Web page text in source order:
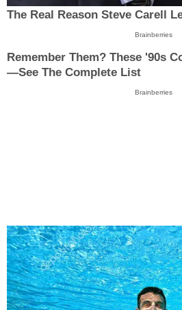
The Real Reason Steve Carell
Brainberries
Remember Them? These '90s
—See The Complete List
Brainberries